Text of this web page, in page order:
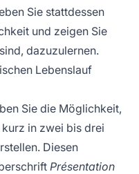
Sie stattdessen
und zeigen Sie
dazuzulernen.
Lebenslauf
Sie die Möglichkeit,
in zwei bis drei
Diesen
Présentation